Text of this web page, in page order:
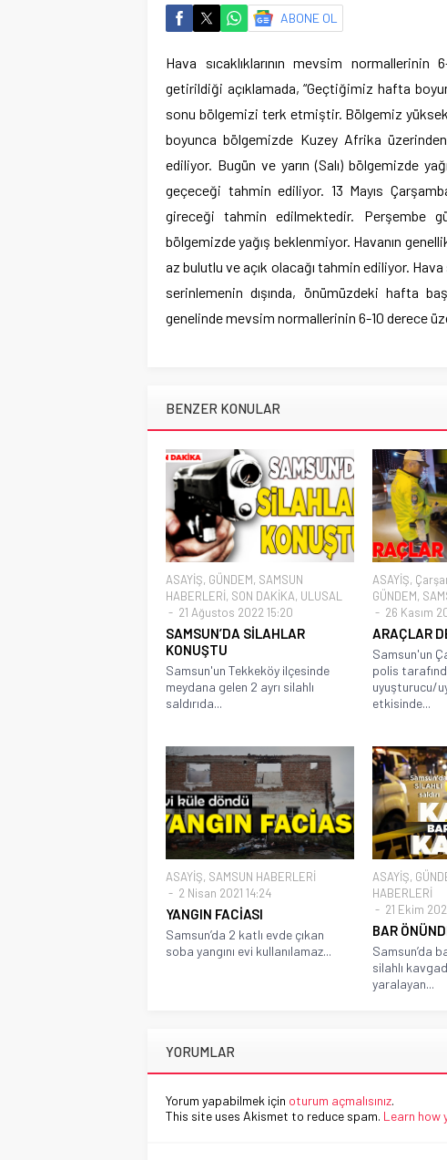
ABONE OL
Hava sıcaklıklarının mevsim
getirildiği açıklamada, “Geçtiğimiz hafta
sonu bölgemizi terk etmiştir. Bölgemiz
boyunca bölgemizde Kuzey Afrika
ediliyor. Bugün ve yarın (Salı) bölgemizde
geçeceği tahmin ediliyor. 13 Mayıs
gireceği tahmin edilmektedir. Perşembe
bölgemizde yağış beklenmiyor. Havanın
az bulutlu ve açık olacağı tahmin ediliyor. Hava
serinlemenin dışında, önümüzdeki hafta
genelinde mevsim normallerinin 6-10 derece
BENZER KONULAR
ASAYİŞ, GÜNDEM, SAMSUN
HABERLERİ, SON DAKİKA, ULUSAL
21 Ağustos 2022 15:20
SAMSUN’DA SİLAHLAR
KONUŞTU
Samsun'un Tekkeköy ilçesinde
meydana gelen 2 ayrı silahlı
saldırıda...
ASAYİŞ,
GÜNDEM,
26 Kasım
ARAÇLAR
Samsun'un
polis
uyuşturucu/
etkisinde...
ASAYİŞ, SAMSUN HABERLERİ
2 Nisan 2021 14:24
YANGIN FACİASI
Samsun’da 2 katlı evde çıkan
soba yangını evi kullanılamaz...
ASAYİŞ,
HABERLERİ
21 Ekim
BAR
Samsun’da
silahlı
yaralayan...
YORUMLAR
Yorum yapabilmek için oturum açmalısınız.
This site uses Akismet to reduce spam. Learn how